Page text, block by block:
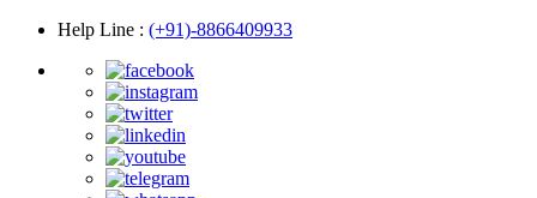
Help Line : (+91)-8866409933